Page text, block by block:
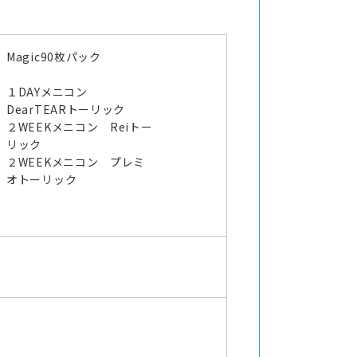
Magic90枚パック
１DAYメニコン
DearTEARトーリック
２WEEKメニコン Reiトー
リック
２WEEKメニコン プレミ
オトーリック